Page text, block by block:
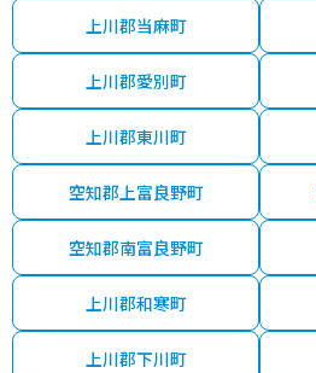
上川郡当麻町
上川郡愛別町
上川郡東川町
空知郡上富良野町
空知郡南富良野町
上川郡和寒町
上川郡下川町